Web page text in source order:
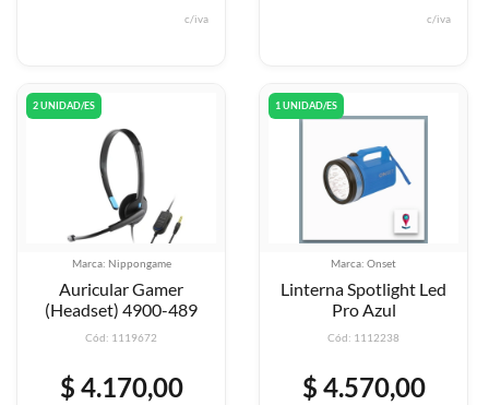
c/iva c/iva
2 UNIDAD/ES
Marca: Nippongame
Auricular Gamer
(Headset) 4900-489
Cód: 1119672
$ 4.170,00
1 UNIDAD/ES
Marca: Onset
Linterna Spotlight Led
Pro Azul
Cód: 1112238
$ 4.570,00